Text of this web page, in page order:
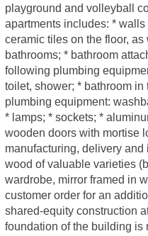
playground and volleyball
apartments includes: *
ceramic tiles on the floor,
bathrooms; * bathroom
following plumbing
toilet, shower; * bathroom
plumbing equipment:
* lamps; * sockets; *
wooden doors with mortise
manufacturing, delivery
wood of valuable varieties
wardrobe, mirror framed in
customer order for an
shared-equity construction
foundation of the building is